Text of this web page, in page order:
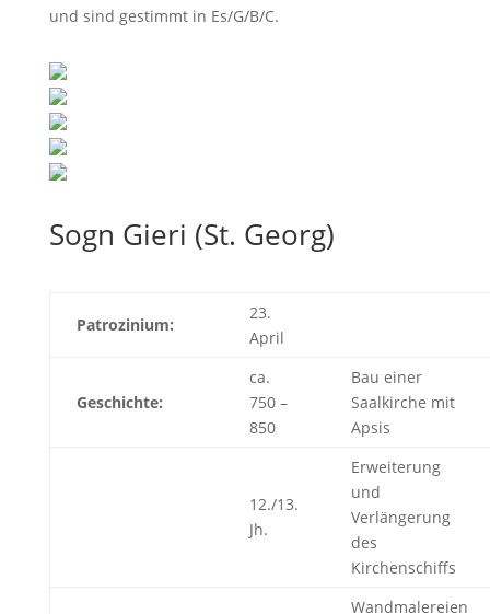
und sind gestimmt in Es/G/B/C.
Sogn Gieri (St. Georg)
Patrozinium:
23.
April
Geschichte:
ca.
750 –
850
Bau einer
Saalkirche mit
Apsis
12./13.
Jh.
Erweiterung
und
Verlängerung
des
Kirchenschiffs
Wandmalereien